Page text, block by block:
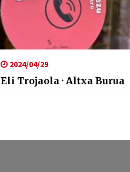
2024/04/29
Eli Trojaola · Altxa Burua